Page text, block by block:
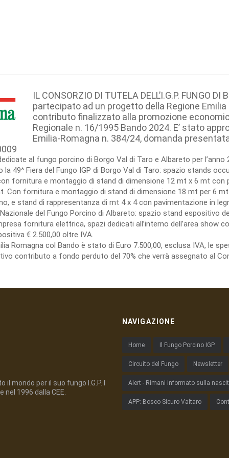
IL CONSORZIO DI TUTELA DELL’I.G.P. FUNGO
partecipato ad un progetto della Regione
contributo finalizzato alla promozione
Regionale n. 16/1995 Bando 2024. E’ stato
Emilia-Romagna n. 384/24, domanda
al fungo porcino di Borgo Val di Taro e Albareto per l’anno
49^ Fiera del Fungo IGP di Borgo Val di Taro: spazio stands
fornitura e montaggio di stand di dimensione 12 mt x 6 mt con
Con fornitura e montaggio di stand di dimensione 18 mt per 6
e stand di rappresentanza di mt 4 x 4 con pavimentazione in
del Fungo Porcino di Albareto: spazio stand espositivo
fornitura elettrica, spazi dedicati all’interno dell’area show
€ 2.500,00 oltre IVA.
Romagna col Bando è stato di Euro 7.500,00, esclusa IVA, le
contributo a fondo perduto del 70% che verrà assegnato al
mondo per il suo fungo I.G.P. I
1996 dalla CEE.
NAVIGAZIONE
Home Il Fungo Porcino IGP
Circuito del Fungo Newsletter
Alert - Rimani informato sulla
APP: Bosco Sicuro Valtaro